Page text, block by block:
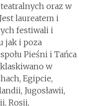
oraz w
laureatem i
festiwali i
jak i poza
Pieśni i Tańca
w
Egipcie,
Jugosławii,
Rosji,